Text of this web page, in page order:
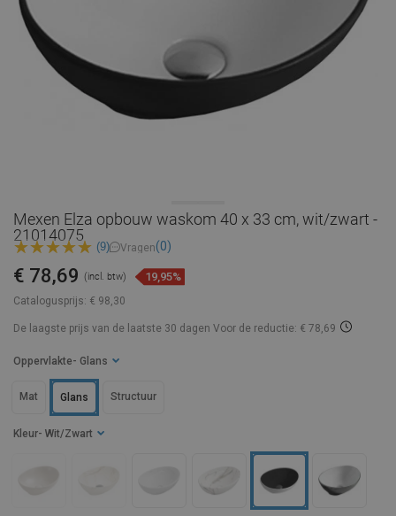
Mexen Elza opbouw waskom 40 x 33 cm, wit/zwart -
21014075
(9) Vragen(0)
Catalogusprijs: € 98,30
€ 78,69 (incl. btw) 19,95%
De laagste prijs van de laatste 30 dagen Voor de reductie: € 78,69
Kleur - Wit/Zwart
Oppervlakte - Glans
Mat Glans Structuur